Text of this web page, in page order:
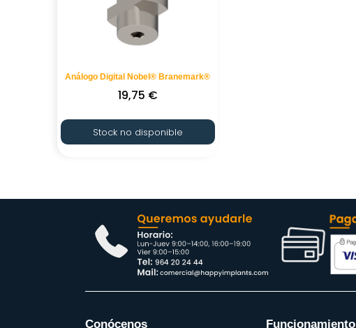
Análogo Digital Nobel® Branemark®
19,75 €
Stock no disponible
Conócenos Funcionamiento